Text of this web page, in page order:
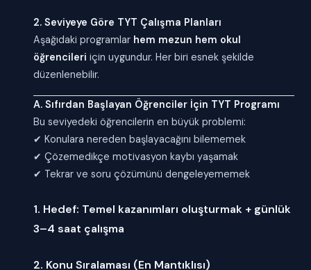
2. Seviyeye Göre TYT Çalışma Planları
Aşağıdaki programlar hem mezun hem okul
öğrencileri için uygundur. Her biri esnek şekilde
düzenlenebilir.
A. Sıfırdan Başlayan Öğrenciler İçin TYT Programı
Bu seviyedeki öğrencilerin en büyük problemi:
✔ Konulara nereden başlayacağını bilememek
✔ Çözemedikçe motivasyon kaybı yaşamak
✔ Tekrar ve soru çözümünü dengeleyememek
1. Hedef: Temel kazanımları oluşturmak + günlük
3–4 saat çalışma
2. Konu Sıralaması (En Mantıklısı)